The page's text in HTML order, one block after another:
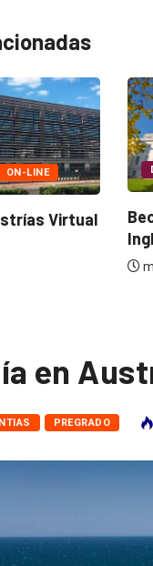
DOCTORADOS
Beca de
Inglaterra –
mayo 29, 2023
en
PREGRADO